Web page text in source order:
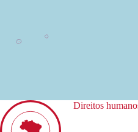
Direitos